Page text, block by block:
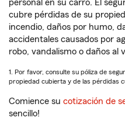
personal en su carro. El
cubre pérdidas de su
incendio, daños por humo,
accidentales causados por
robo, vandalismo o daños al
1. Por favor, consulte su póliza de
propiedad cubierta y de las pérdidas
Comience su cotización de
sencillo!